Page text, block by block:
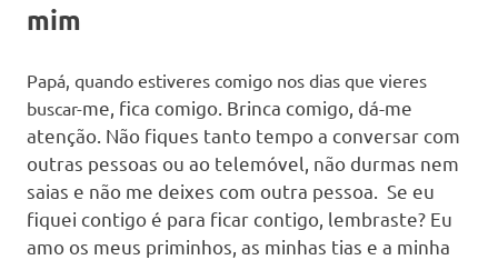
mim
Papá, quando estiveres comigo nos dias que vieres
buscar-me, fica comigo. Brinca comigo, dá-me
atenção. Não fiques tanto tempo a conversar com
outras pessoas ou ao telemóvel, não durmas nem
saias e não me deixes com outra pessoa. Se eu
fiquei contigo é para ficar contigo, lembraste? Eu
amo os meus priminhos, as minhas tias e a minha